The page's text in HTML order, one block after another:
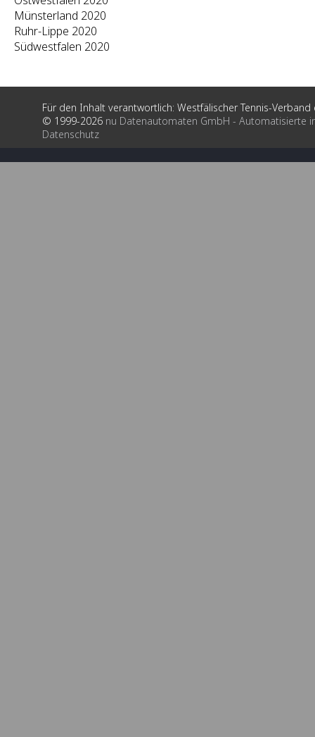
Münsterland 2020
Ruhr-Lippe 2020
Südwestfalen 2020
Für den Inhalt verantwortlich: Westfälischer Tennis-Verband
© 1999-2026 nu Datenautomaten GmbH - Automatisierte
Datenschutz